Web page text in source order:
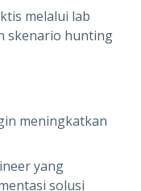
melalui lab
skenario hunting
meningkatkan
yang
solusi